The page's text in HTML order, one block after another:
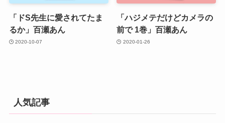
「ドS先生に愛されてたま
るか」百瀬あん
2020-10-07
「ハジメテだけどカメラの
前で 1巻」百瀬あん
2020-01-26
人気記事